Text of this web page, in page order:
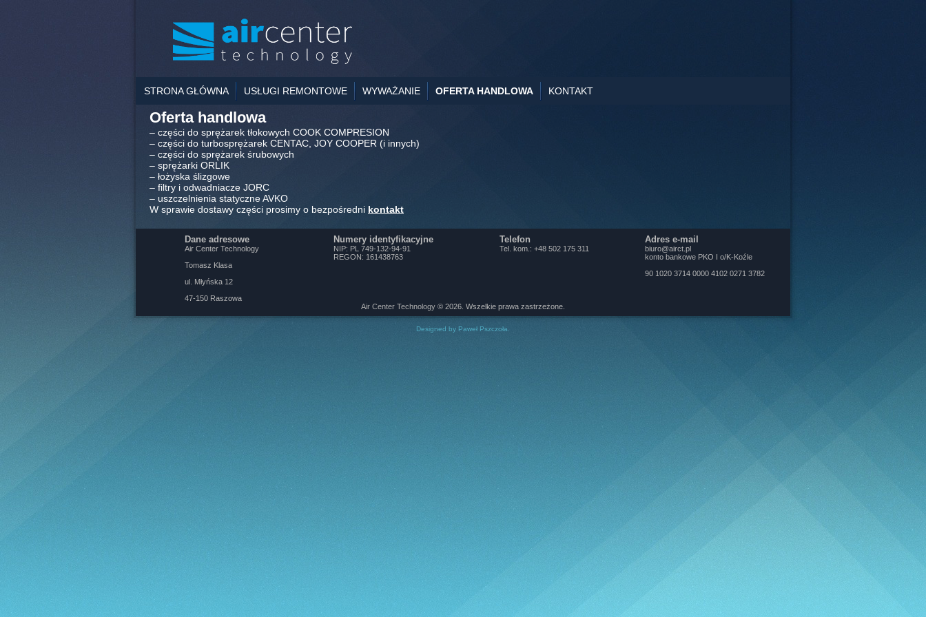
STRONA GŁÓWNA USŁUGI REMONTOWE WYWAŻANIE OFERTA HANDLOWA KONTAKT
Oferta handlowa
– części do sprężarek tłokowych COOK COMPRESION
– części do turbosprężarek CENTAC, JOY COOPER (i innych)
– części do sprężarek śrubowych
– sprężarki ORLIK
– łożyska ślizgowe
– filtry i odwadniacze JORC
– uszczelnienia statyczne AVKO
W sprawie dostawy części prosimy o bezpośredni kontakt
Dane adresowe
Air Center Technology
Tomasz Klasa
ul. Młyńska 12
47-150 Raszowa
Numery identyfikacyjne
NIP: PL 749-132-94-91
REGON: 161438763
Telefon
Tel. kom.: +48 502 175 311
Adres e-mail
biuro@airct.pl
konto bankowe PKO I o/K-Koźle
90 1020 3714 0000 4102 0271 3782
Air Center Technology © 2026. Wszelkie prawa zastrzeżone.
Designed by Paweł Pszczoła